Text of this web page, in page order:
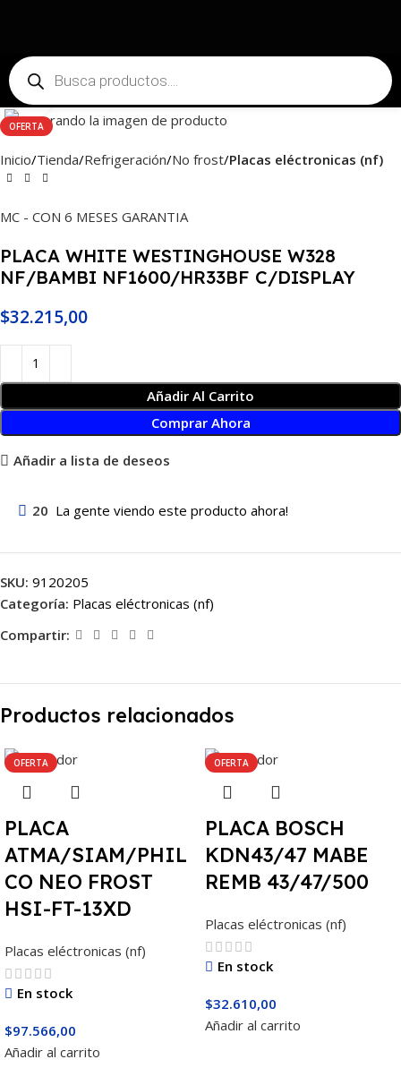
OFERTA
Inicio Tienda Refrigeración No frost Placas eléctronicas (nf)
MC - CON 6 MESES GARANTIA
PLACA WHITE WESTINGHOUSE W328
NF/BAMBI NF1600/HR33BF C/DISPLAY
$32.215,00
Añadir Al Carrito
Comprar Ahora
Añadir a lista de deseos
20 La gente viendo este producto ahora!
SKU: 9120205
Categoría: Placas eléctronicas (nf)
Compartir:
Productos relacionados
OFERTA
PLACA
ATMA/SIAM/PHIL
CO NEO FROST
HSI-FT-13XD
Placas eléctronicas (nf)
En stock
$97.566,00
Añadir al carrito
OFERTA
PLACA BOSCH
KDN43/47 MABE
REMB 43/47/500
Placas eléctronicas (nf)
En stock
$32.610,00
Añadir al carrito